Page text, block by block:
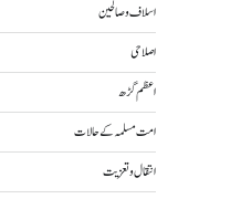
اسلاف و صالحین
اصلاحی
اعظم گڑھ
امت مسلمہ کے حالات
انتقال و تعزیت